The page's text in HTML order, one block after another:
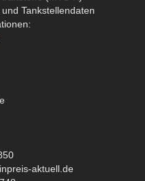
Tankstellendaten
aktuell.de